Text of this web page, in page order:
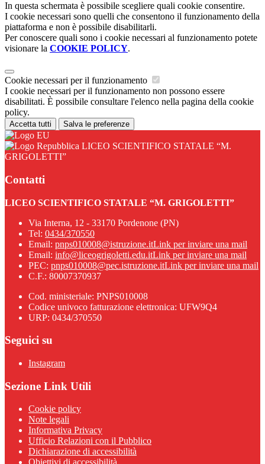
In questa schermata è possibile scegliere quali cookie consentire.
I cookie necessari sono quelli che consentono il funzionamento della
piattaforma e non è possibile disabilitarli.
Per conoscere quali sono i cookie necessari al funzionamento potete
visionare la COOKIE POLICY.
Cookie necessari per il funzionamento
I cookie necessari per il funzionamento non possono essere
disabilitati. È possibile consultare l'elenco nella pagina della cookie
policy.
Accetta tutti Salva le preferenze
LICEO SCIENTIFICO STATALE “M.
GRIGOLETTI”
Contatti
LICEO SCIENTIFICO STATALE “M. GRIGOLETTI”
Via Interna, 12 - 33170 Pordenone (PN)
Tel: 0434/370550
Email: pnps010008@istruzione.itLink per inviare una mail
Email: info@liceogrigoletti.edu.itLink per inviare una mail
PEC: pnps010008@pec.istruzione.itLink per inviare una mail
C.F.: 80007370937
Cod. ministeriale: PNPS010008
Codice univoco fatturazione elettronica: UFW9Q4
URP: 0434/370550
Seguici su
Instagram
Sezione Link Utili
Cookie policy
Note legali
Informativa Privacy
Ufficio Relazioni con il Pubblico
Dichiarazione di accessibilità